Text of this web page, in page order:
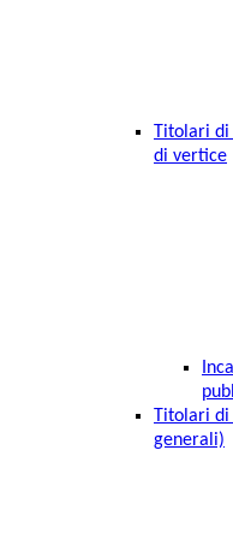
Titolari
di vertice
Titolari
generali)